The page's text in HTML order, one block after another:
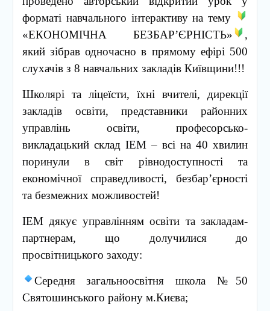
форматі навчального інтерактиву на тему
«ЕКОНОМІЧНА БЕЗБАР’ЄРНІСТЬ»
,
який зібрав одночасно в прямому ефірі 500
слухачів з 8 навчальних закладів Київщини!!!
Школярі та ліцеїсти, їхні вчителі, дирекції
закладів освіти, представники районних
управлінь освіти, професорсько-
викладацький склад ІЕМ – всі на 40 хвилин
поринули в світ рівнодоступності та
економічної справедливості, безбар’єрності
та безмежних можливостей!
ІЕМ дякує управлінням освіти та закладам-
партнерам, що долучилися до
просвітницького заходу:
Середня загальноосвітня школа №50
Святошинського району м.Києва;